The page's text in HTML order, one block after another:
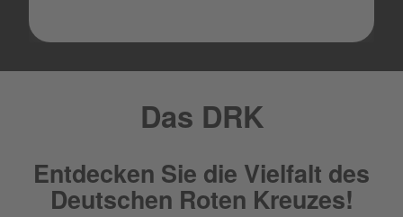
Das DRK
Entdecken Sie die Vielfalt des
Deutschen Roten Kreuzes!